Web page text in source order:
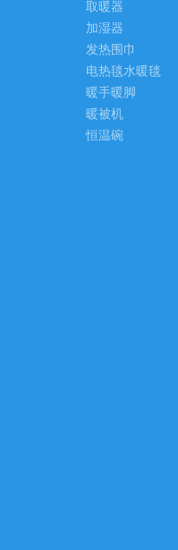
取暖器
加湿器
发热围巾
电热毯水暖毯
暖手暖脚
暖被机
恒温碗